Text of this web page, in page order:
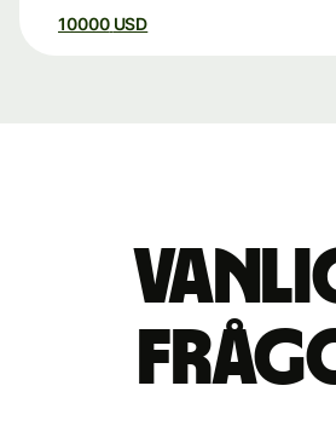
10000 USD